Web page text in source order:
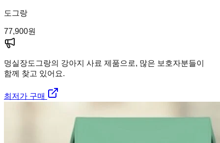
도그랑
77,900원
멍실장도그랑의 강아지 사료 제품으로, 많은 보호자분들이
함께 찾고 있어요.
최저가 구매